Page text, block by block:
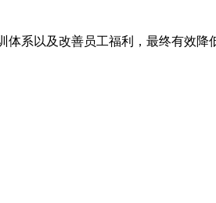
系以及改善员工福利，最终有效降